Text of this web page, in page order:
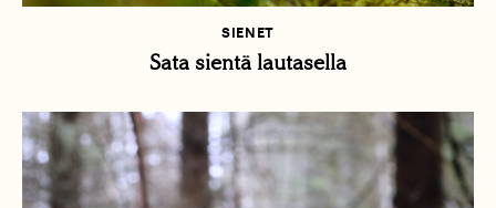
SIENET
Sata sientä lautasella